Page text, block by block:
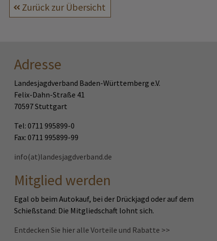
Zurück zur Übersicht
Adresse
Landesjagdverband Baden-Württemberg e.V.
Felix-Dahn-Straße 41
70597 Stuttgart
Tel: 0711 995899-0
Fax: 0711 995899-99
info(at)landesjagdverband.de
Mitglied werden
Egal ob beim Autokauf, bei der Drückjagd oder auf dem
Schießstand: Die Mitgliedschaft lohnt sich.
Entdecken Sie hier alle Vorteile und Rabatte >>